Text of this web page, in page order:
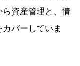
ら資産管理と、情
バーしていま